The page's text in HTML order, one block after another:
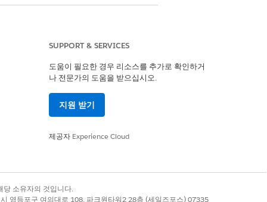
image file in the custom image
IMG Document Generation
SUPPORT & SERVICES
도움이 필요한 경우 리소스를 추가로 확인하거
나 전문가의 도움을 받으십시오.
지원 받기
제공자 Experience Cloud
소유자의 것입니다.
영등포구 여의대로 108, 파크원타워2 28층 (세일즈포스) 07335